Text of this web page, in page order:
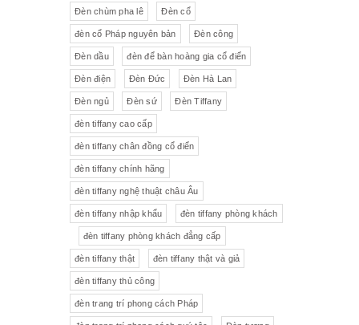
Tượng sứ Đồ trang trí nhỏ
Rượu Cognac
Thực phẩm chức năng
Rượu Whisky Rượu vang
Tượng gốm Đèn bàn
Tượng Bộ trà sứ Tiệp
Đèn chùm pha lê Đèn cổ
đèn cổ Pháp nguyên bản Đèn công
Đèn dầu đèn để bàn hoàng gia cổ điển
Đèn điện Đèn Đức Đèn Hà Lan
Đèn ngủ Đèn sứ Đèn Tiffany
đèn tiffany cao cấp
đèn tiffany chân đồng cổ điển
đèn tiffany chính hãng
đèn tiffany nghệ thuật châu Âu
đèn tiffany nhập khẩu đèn tiffany phòng khách
đèn tiffany phòng khách đẳng cấp
đèn tiffany thật đèn tiffany thật và giả
đèn tiffany thủ công
đèn trang trí phong cách Pháp